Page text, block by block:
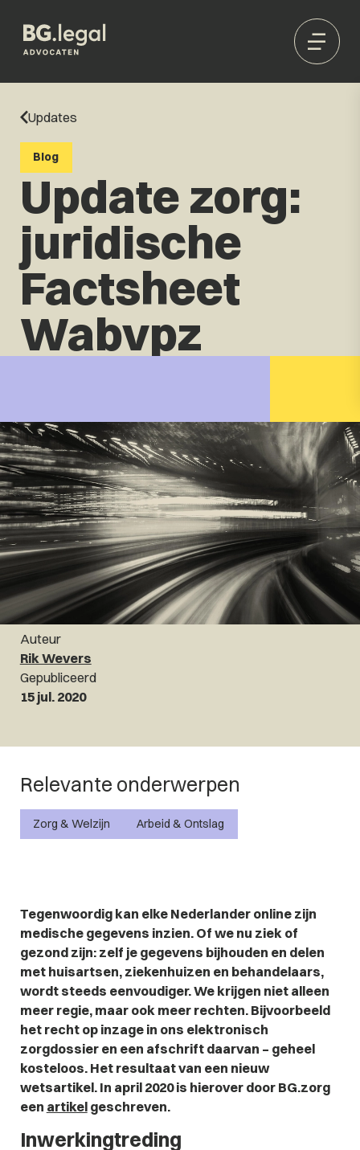
Updates
Blog
Update zorg:
juridische
Factsheet
Wabvpz
Auteur
Rik Wevers
Gepubliceerd
15 jul. 2020
Relevante onderwerpen
Zorg & Welzijn Arbeid & Ontslag
Tegenwoordig kan elke Nederlander online zijn
medische gegevens inzien. Of we nu ziek of
gezond zijn: zelf je gegevens bijhouden en delen
met huisartsen, ziekenhuizen en behandelaars,
wordt steeds eenvoudiger. We krijgen niet alleen
meer regie, maar ook meer rechten. Bijvoorbeeld
het recht op inzage in ons elektronisch
zorgdossier en een afschrift daarvan – geheel
kosteloos. Het resultaat van een nieuw
wetsartikel. In april 2020 is hierover door BG.zorg
een artikelgeschreven.
Inwerkingtreding